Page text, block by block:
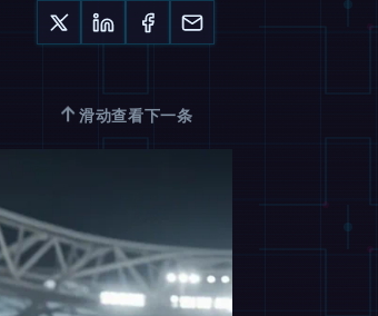
↑ 滑动查看下一条